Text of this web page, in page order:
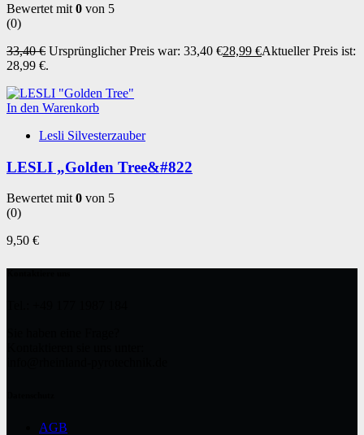
Bewertet mit 0 von 5
(0)
33,40€ Ursprünglicher Preis war: 33,40 €28,99 €Aktueller Preis ist:
28,99 €.
In den Warenkorb
Lesli Silvesterzauber
LESLI „Golden Tree&#822
Bewertet mit 0 von 5
(0)
9,50 €
AGB